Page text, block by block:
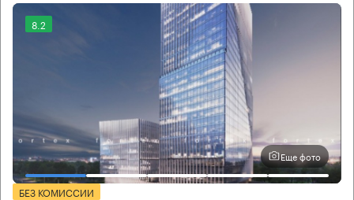
8.2
Еще фото
БЕЗ КОМИССИИ